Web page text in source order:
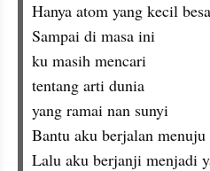
Hanya atom yang kecil
Sampai di masa ini
ku masih mencari
tentang arti dunia
yang ramai nan sunyi
Bantu aku berjalan menuju
Lalu aku berjanji menjadi